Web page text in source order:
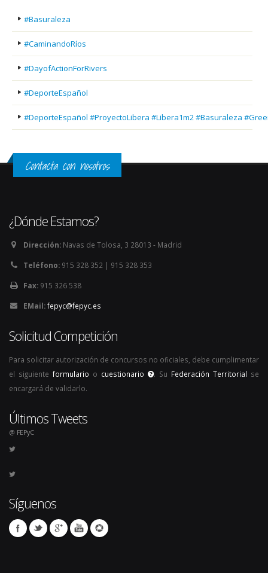
#Basuraleza
#CaminandoRíos
#DayofActionForRivers
#DeporteEspañol
#DeporteEspañol #ProyectoLibera #Libera1m2 #Basuraleza
Contacta con nosotros
¿Dónde Estamos?
Dirección: Navas de Tolosa, 3 28013 - Madrid
Teléfono: 915 328 352 | 915 328 353
Fax: 915 326 538
EMail:fepyc@fepyc.es
Solicitud Competición
Para solicitar autorización de concursos no oficiales, debe cumplimentar
el siguiente formulario o cuestionario . Su Federación Territorial se
encargará de validarlo.
Últimos Tweets
@ FEPyC
Síguenos